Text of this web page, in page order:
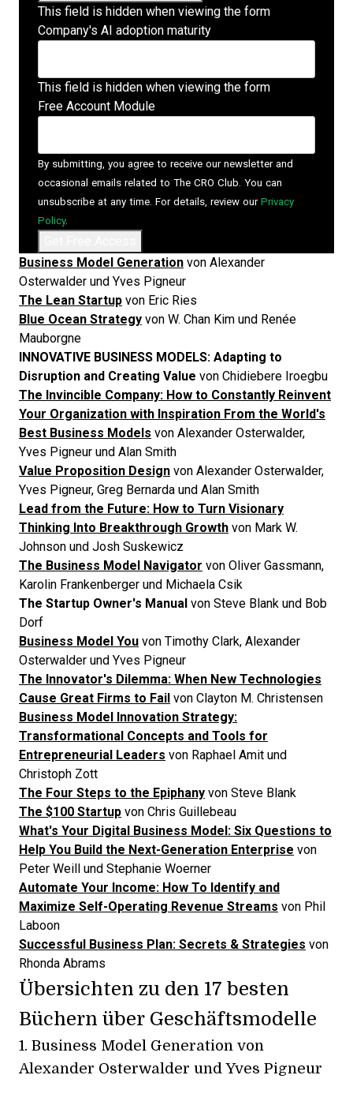
This field is hidden when viewing the form
Company's AI adoption maturity
This field is hidden when viewing the form
Free Account Module
By submitting, you agree to receive our newsletter and
occasional emails related to The CRO Club. You can
unsubscribe at any time. For details, review our Privacy
Policy.
Business Model Generation von Alexander
Osterwalder und Yves Pigneur
The Lean Startup von Eric Ries
Blue Ocean Strategy von W. Chan Kim und Renée
Mauborgne
INNOVATIVE BUSINESS MODELS: Adapting to
Disruption and Creating Value von Chidiebere Iroegbu
The Invincible Company: How to Constantly Reinvent
Your Organization with Inspiration From the World's
Best Business Models von Alexander Osterwalder,
Yves Pigneur und Alan Smith
Value Proposition Design von Alexander Osterwalder,
Yves Pigneur, Greg Bernarda und Alan Smith
Lead from the Future: How to Turn Visionary
Thinking Into Breakthrough Growth von Mark W.
Johnson und Josh Suskewicz
The Business Model Navigator von Oliver Gassmann,
Karolin Frankenberger und Michaela Csik
The Startup Owner's Manual von Steve Blank und Bob
Dorf
Business Model You von Timothy Clark, Alexander
Osterwalder und Yves Pigneur
The Innovator's Dilemma: When New Technologies
Cause Great Firms to Fail von Clayton M. Christensen
Business Model Innovation Strategy:
Transformational Concepts and Tools for
Entrepreneurial Leaders von Raphael Amit und
Christoph Zott
The Four Steps to the Epiphany von Steve Blank
The $100 Startup von Chris Guillebeau
What's Your Digital Business Model: Six Questions to
Help You Build the Next-Generation Enterprise von
Peter Weill und Stephanie Woerner
Automate Your Income: How To Identify and
Maximize Self-Operating Revenue Streams von Phil
Laboon
Successful Business Plan: Secrets & Strategies von
Rhonda Abrams
Übersichten zu den 17 besten
Büchern über Geschäftsmodelle
1. Business Model Generation von
Alexander Osterwalder und Yves Pigneur